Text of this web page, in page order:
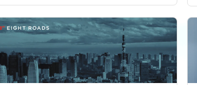
ライフサイエンス
FemTech
セキュリティ
観光
創薬
サイバーセキュリティ
アクセラレーター